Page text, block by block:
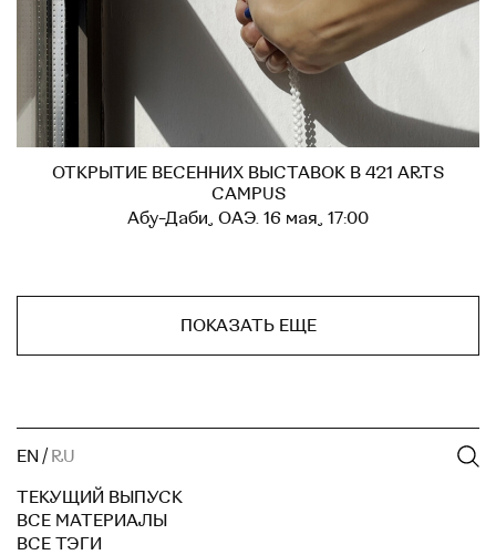
ОТКРЫТИЕ ВЕСЕННИХ ВЫСТАВОК В 421 ARTS
CAMPUS
Абу-Даби, ОАЭ. 16 мая, 17:00
ПОКАЗАТЬ ЕЩЕ
EN / RU
ТЕКУЩИЙ ВЫПУСК
ВСЕ МАТЕРИАЛЫ
ВСЕ ТЭГИ